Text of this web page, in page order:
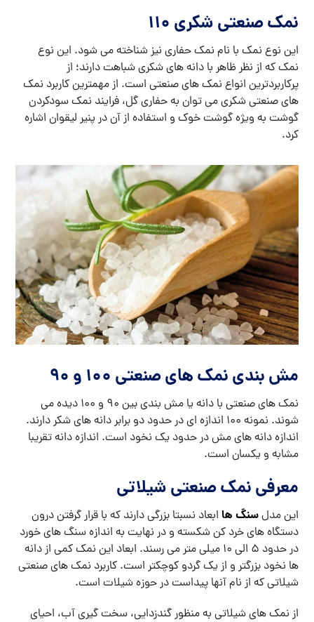
نمک صنعتی شکری 110
این نوع نمک با نام نمک حفاری نیز شناخته می شود. این نوع
نمک که از نظر ظاهر با دانه های شکری شباهت دارند؛ از
پرکاربردترین انواع نمک های صنعتی است. از مهمترین کاربرد نمک
های صنعتی شکری می توان به حفاری گل، فرایند نمک سودکردن
گوشت به ویژه گوشت خوک و استفاده از آن در پنیر لیقوان اشاره
کرد.
مش بندی نمک های صنعتی 100 و 90
نمک های صنعتی با دانه یا مش بندی بین 90 و 100 دیده می
شوند. نمونه 100 اندازه ای در حدود دو برابر دانه های شکر دارند.
اندازه دانه های مش در حدود یک نخود است. اندازه دانه تقریبا
مشابه و یکسان است.
معرفی نمک صنعتی شیلاتی
این مدلسنگ ها ابعاد نسبتا بزرگی دارند که با قرار گرفتن درون
دستگاه های خرد کن شکسته و در نهایت به اندازه سنگ های خورد
در حدود 5 الی 10 میلی متر می رسند. ابعاد این نمک کمی از دانه
ها نخود بزرگتر و از یک گردو کوچکتر است. کاربرد نمک های صنعتی
شیلاتی که از نام آنها پیداست در حوزه شیلات است.
از نمک های شیلاتی به منظور گندزدایی، سخت گیری آب، احیای